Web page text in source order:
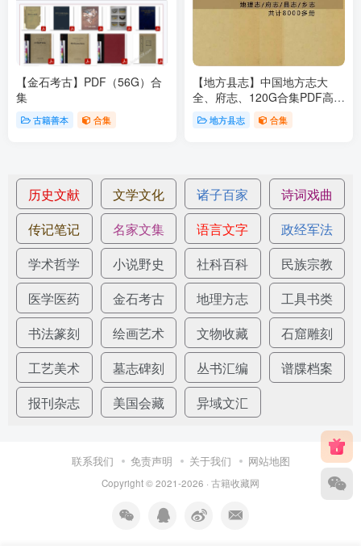
【金石考古】PDF（56G）合
集
古籍善本 合集
【地方县志】中国地方志大
全、府志、120G合集PDF高清
下载地方县志 合集
历史文献 文学文化 诸子百家
诗词戏曲
传记笔记
名家文集 语言文字
政经军法
学术哲学
小说野史 社科百科
民族宗教
医学医药
金石考古 地理方志
工具书类
书法篆刻
绘画艺术 文物收藏
石窟雕刻
工艺美术
墓志碑刻 丛书汇编
谱牒档案
报刊杂志
美国会藏 异域文汇
联系我们 免责声明 关于我们 网站地图
Copyright © 2021-2026 · 古籍收藏网